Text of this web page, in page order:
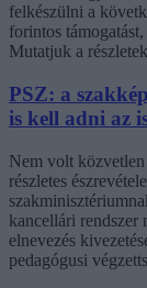
felkészülni a
forintos
Mutatjuk a
PSZ: a
is kell adni az
Nem volt
részletes
kancellári rendszer
elnevezés
pedagógusi